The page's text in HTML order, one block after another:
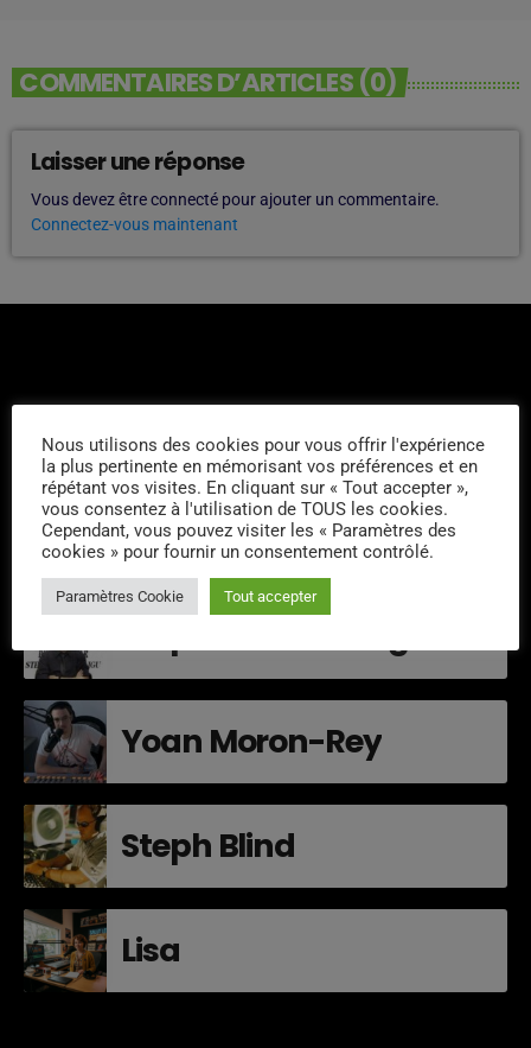
COMMENTAIRES D’ARTICLES (0)
Laisser une réponse
Vous devez être connecté pour ajouter un commentaire.
Connectez-vous maintenant
L'ÉQUIPE
Thity
Yoan Moron-Rey
Steph Blind
Lisa
Nous utilisons des cookies pour vous offrir l'expérience
la plus pertinente en mémorisant vos préférences et en
répétant vos visites. En cliquant sur « Tout accepter »,
vous consentez à l'utilisation de TOUS les cookies.
Cependant, vous pouvez visiter les « Paramètres des
cookies » pour fournir un consentement contrôlé.
Paramètres Cookie Tout accepter